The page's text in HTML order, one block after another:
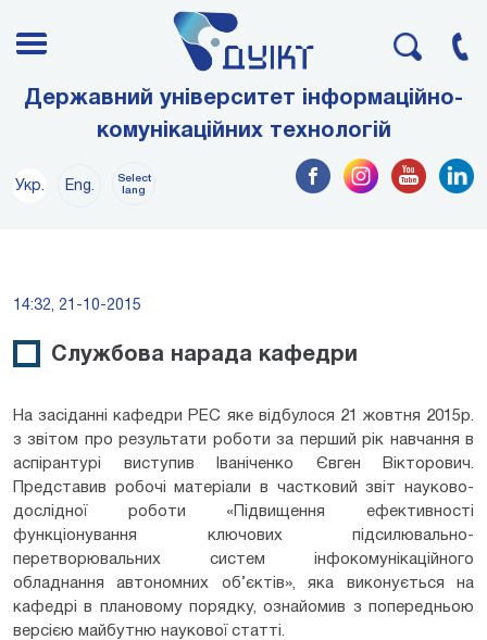
Державний університет інформаційно-
комунікаційних технологій
Укр. Eng.
Select
lang
14:32, 21-10-2015
Службова нарада кафедри
На засіданні кафедри РЕС яке відбулося 21 жовтня 2015р.
з звітом про результати роботи за перший рік навчання в
аспірантурі виступив Іваніченко Євген Вікторович.
Представив робочі матеріали в частковий звіт науково-
дослідної роботи «Підвищення ефективності
функціонування ключових підсилювально-
перетворювальних систем інфокомунікаційного
обладнання автономних об’єктів», яка виконується на
кафедрі в плановому порядку, ознайомив з попередньою
версією майбутню наукової статті.